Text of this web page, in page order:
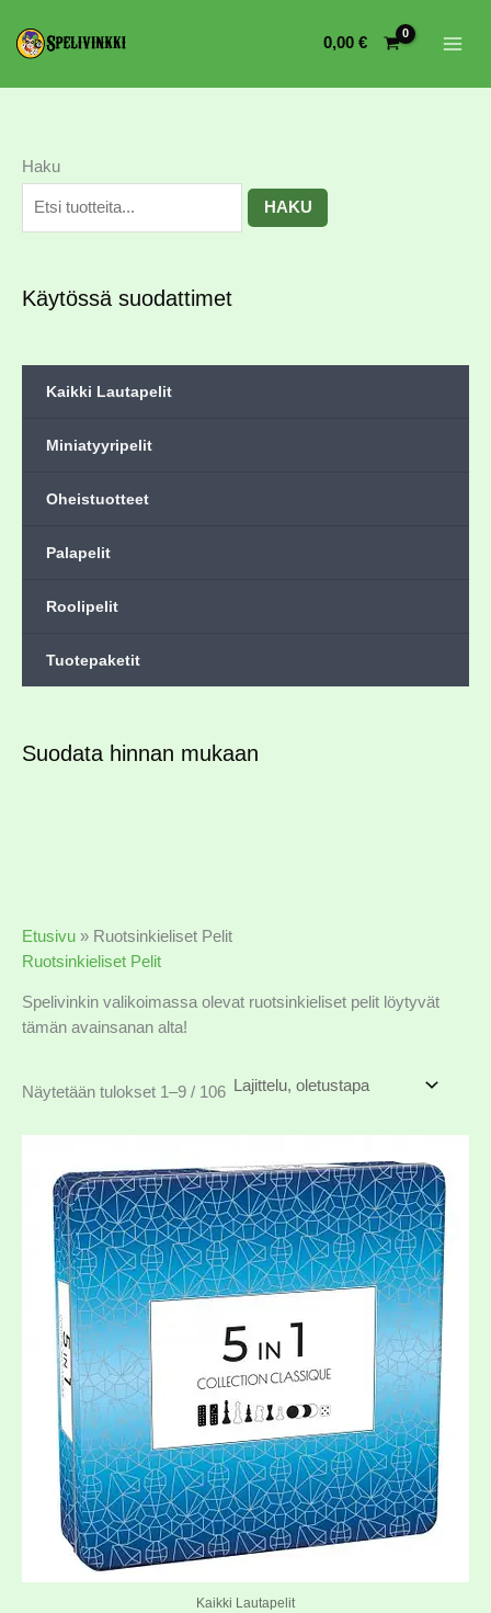
0,00 €
Haku
HAKU
Käytössä suodattimet
Kaikki Lautapelit
Miniatyyripelit
Oheistuotteet
Palapelit
Roolipelit
Tuotepaketit
Suodata hinnan mukaan
Etusivu » Ruotsinkieliset Pelit
Ruotsinkieliset Pelit
Spelivinkin valikoimassa olevat ruotsinkieliset pelit löytyvät
tämän avainsanan alta!
Näytetään tulokset 1–9 / 106
Kaikki Lautapelit